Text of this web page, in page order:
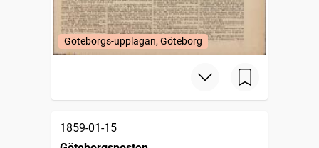
Göteborgs-upplagan, Göteborg
1859-01-15